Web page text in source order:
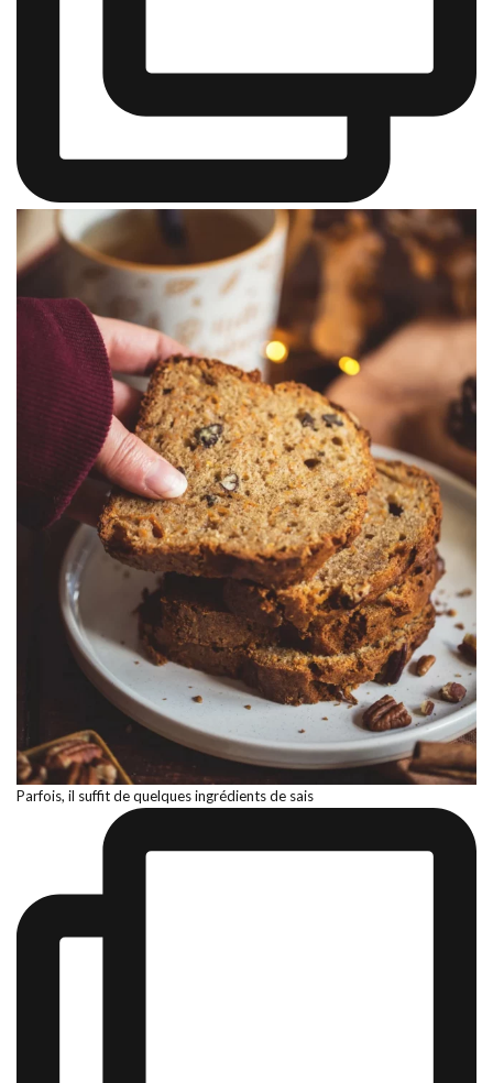
Parfois, il suffit de quelques ingrédients de sais